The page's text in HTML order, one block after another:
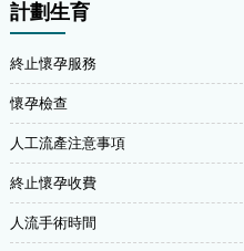
計劃生育
終止懷孕服務
懷孕檢查
人工流產注意事項
終止懷孕收費
人流手術時間